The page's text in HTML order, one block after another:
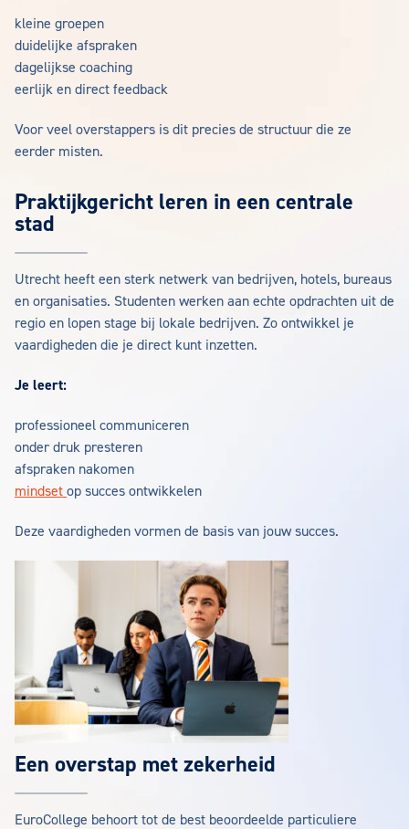
kleine groepen
duidelijke afspraken
dagelijkse coaching
eerlijk en direct feedback
Voor veel overstappers is dit precies de structuur die ze
eerder misten.
Praktijkgericht leren in een centrale
stad
Utrecht heeft een sterk netwerk van bedrijven, hotels, bureaus
en organisaties. Studenten werken aan echte opdrachten uit de
regio en lopen stage bij lokale bedrijven. Zo ontwikkel je
vaardigheden die je direct kunt inzetten.
Je leert:
professioneel communiceren
onder druk presteren
afspraken nakomen
mindset op succes ontwikkelen
Deze vaardigheden vormen de basis van jouw succes.
Een overstap met zekerheid
EuroCollege behoort tot de best beoordeelde particuliere